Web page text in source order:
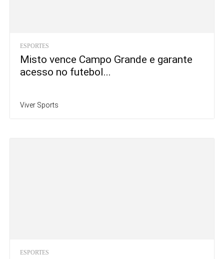
ESPORTES
Misto vence Campo Grande e garante
acesso no futebol...
Viver Sports
ESPORTES